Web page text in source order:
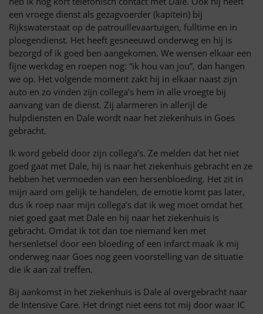
een vroege dienst als gezagvoerder (kapitein) bij
Rijkswaterstaat op de patrouillevaartuigen, fulltime en in
ploegendienst. Het heeft gesneeuwd onderweg en hij is
bezorgd of ik goed ben aangekomen. We wensen elkaar een
fijne werkdag en roepen nog: “ik hou van jou”, dan hangen
we op. Het volgende moment zakt hij in elkaar naast zijn
auto en zo vinden zijn collega’s hem in alle vroegte bij
aanvang van de dienst. Zij alarmeren in allerijl de
hulpdiensten en Dale wordt naar het ziekenhuis in Goes
gebracht.
Ik word gebeld door zijn collega’s. Ze melden dat het niet
goed gaat met Dale, hij is naar het ziekenhuis gebracht en ze
hebben het vermoeden van een hersenbloeding. Het zit in
mijn aard om gelijk te handelen, de emotie komt pas later,
dus ik roep naar mijn collega’s dat ik weg moet omdat het
niet goed gaat met Dale en hij naar het ziekenhuis is
gebracht. Omdat ik tot dan toe niemand ken met
hersenletsel door een bloeding of een infarct maak ik mij
onderweg naar Goes nog geen voorstelling van de situatie
die ik aan zal treffen.
Bij aankomst in het ziekenhuis is Dale al overgebracht naar
de Intensive Care. Het dringt niet eens tot mij door waar IC